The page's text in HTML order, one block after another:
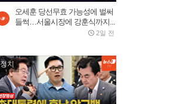
골프채로 YG 출입문 쾅!...블
랙핑크 10주년 행사 팬들...
바다로 풍덩 철조망 뚫고...수
천 명 모로코인 탈출 현장
오세훈 당선무효 가능성에 벌써
들썩…서울시장에 강훈식까지...
2일 전
정치